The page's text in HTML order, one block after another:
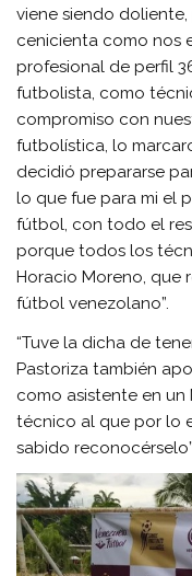
viene siendo
cenicienta como nos
profesional de perfil
futbolista, como
compromiso con
futbolística, lo
decidió prepararse
lo que fue para mi el
fútbol, con todo el
porque todos los
Horacio Moreno,
fútbol venezolano”.
“Tuve la dicha de
Pastoriza también
como asistente en un
técnico al que por lo
sabido